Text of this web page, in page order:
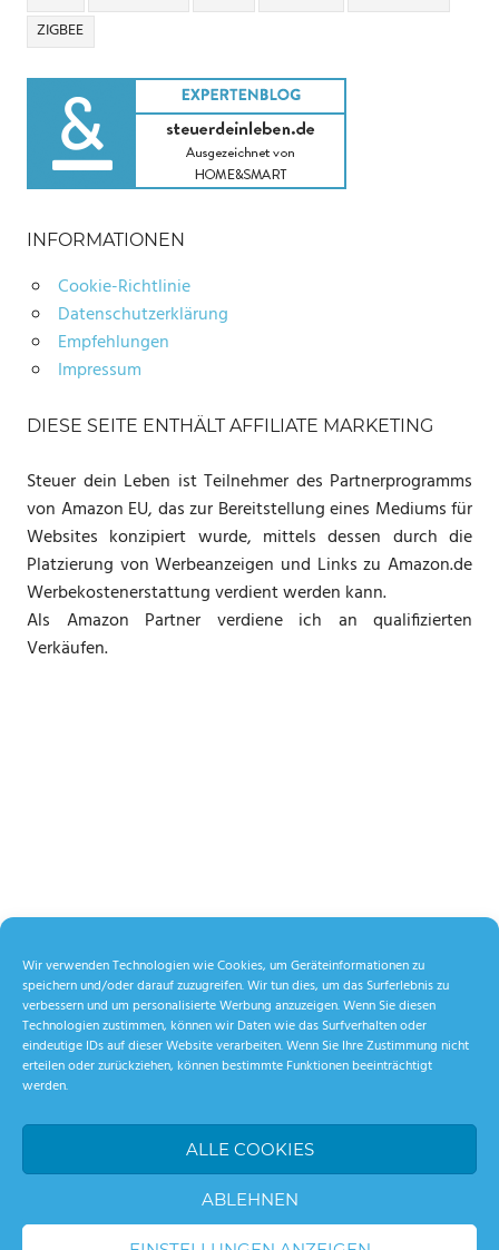
Wir verwenden Technologien wie Cookies, um Geräteinformationen zu
speichern und/oder darauf zuzugreifen. Wir tun dies, um das Surferlebnis zu
verbessern und um personalisierte Werbung anzuzeigen. Wenn Sie diesen
Technologien zustimmen, können wir Daten wie das Surfverhalten oder
eindeutige IDs auf dieser Website verarbeiten. Wenn Sie Ihre Zustimmung nicht
erteilen oder zurückziehen, können bestimmte Funktionen beeinträchtigt
werden.
ALLE COOKIES
ABLEHNEN
ZIGBEE
INFORMATIONEN
Cookie-Richtlinie
Datenschutzerklärung
Empfehlungen
Impressum
DIESE SEITE ENTHÄLT AFFILIATE MARKETING
Steuer dein Leben ist Teilnehmer des Partnerprogramms
von Amazon EU, das zur Bereitstellung eines Mediums für
Websites konzipiert wurde, mittels dessen durch die
Platzierung von Werbeanzeigen und Links zu Amazon.de
Werbekostenerstattung verdient werden kann.
Als Amazon Partner verdiene ich an qualifizierten
Verkäufen.